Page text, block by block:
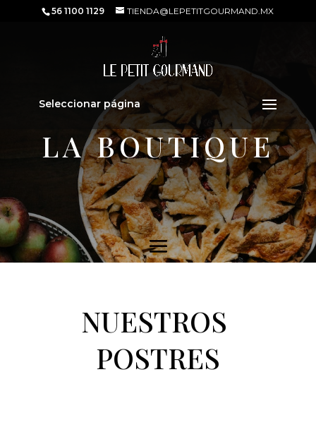
56 1100 1129 TIENDA@LEPETITGOURMAND.MX
Seleccionar página
LA BOUTIQUE
NUESTROS
POSTRES